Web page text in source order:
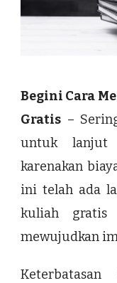
Begini Cara
Gratis –
untuk
karenakan
ini telah ada
kuliah gratis
mewujudkan